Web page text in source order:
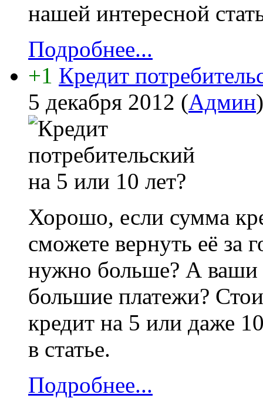
нашей интересной
Подробнее...
+1 Кредит
5 декабря 2012 (Админ)
Хорошо, если сумма
сможете вернуть её за
нужно больше? А ваши
большие платежи?
кредит на 5 или даже
в статье.
Подробнее...